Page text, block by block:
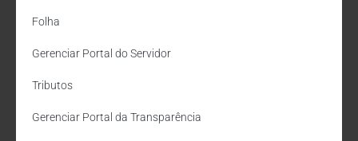
Folha
Gerenciar Portal do Servidor
Tributos
Gerenciar Portal da Transparência